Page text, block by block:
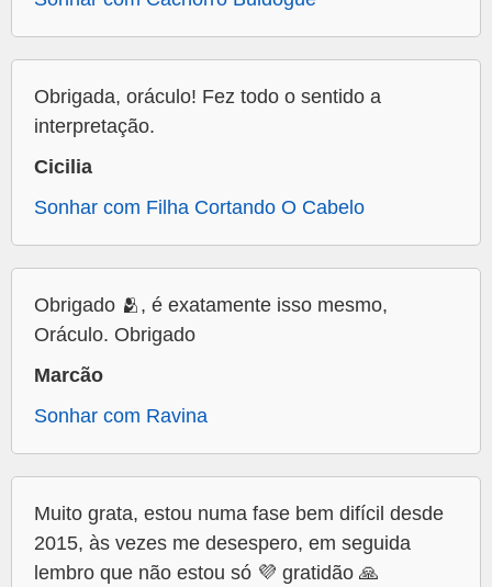
Obrigada, oráculo! Fez todo o sentido a
interpretação.
Cicilia
Sonhar com Filha Cortando O Cabelo
Obrigado 🫂, é exatamente isso mesmo,
Oráculo. Obrigado
Marcão
Sonhar com Ravina
Muito grata, estou numa fase bem difícil desde
2015, às vezes me desespero, em seguida
lembro que não estou só 💜 gratidão 🙏